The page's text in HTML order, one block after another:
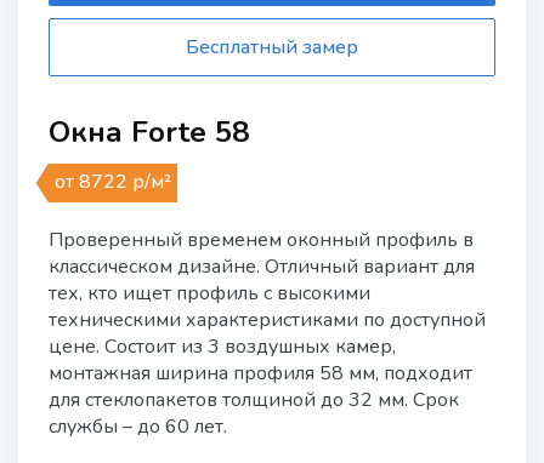
Окна Forte 58
от 8722 р/м²
Проверенный временем оконный профиль в
классическом дизайне. Отличный вариант для
тех, кто ищет профиль с высокими
техническими характеристиками по доступной
цене. Состоит из 3 воздушных камер,
монтажная ширина профиля 58 мм, подходит
для стеклопакетов толщиной до 32 мм. Срок
службы – до 60 лет.
Бесплатный замер